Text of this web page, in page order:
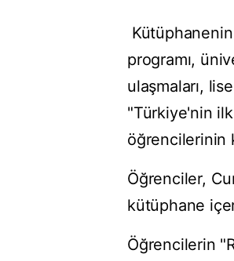
programı,
ulaşmaları,
"Türkiye'nin
öğrencilerinin
Öğrenciler,
kütüphane
Öğrencilerin